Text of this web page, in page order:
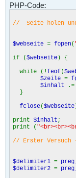
PHP-Code:
// Seite holen
$webseite = fopen(
if ($webseite) {
while (!feof(
$zeile =
$inhalt
.=
}
fclose($webseite
print $inhalt ;
print (
// Erster Versuch
$delimiter1 =
$delimiter2 =